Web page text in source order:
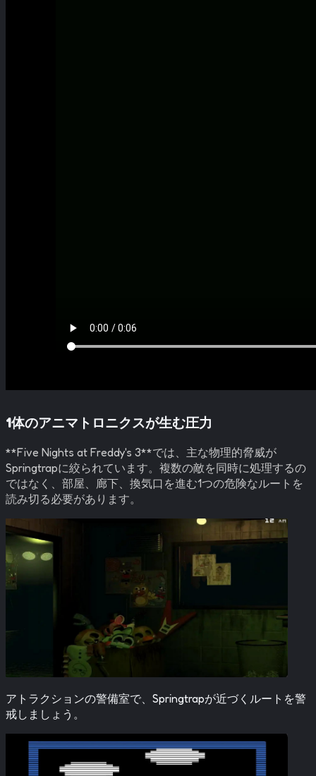
1体のアニマトロニクスが生む圧力
**Five Nights at Freddy's 3**では、主な物理的脅威が
Springtrapに絞られています。複数の敵を同時に処理するの
ではなく、部屋、廊下、換気口を進む1つの危険なルートを
読み切る必要があります。
アトラクションの警備室で、Springtrapが近づくルートを警
戒しましょう。